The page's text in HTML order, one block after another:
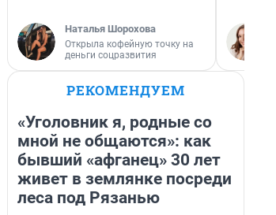
Наталья Шорохова
Открыла кофейную точку на
деньги соцразвития
РЕКОМЕНДУЕМ
«Уголовник я, родные со
мной не общаются»: как
бывший «афганец» 30 лет
живет в землянке посреди
леса под Рязанью